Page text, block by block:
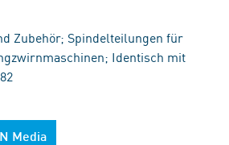
Zubehör; Spindelteilungen für
Identisch mit
Media